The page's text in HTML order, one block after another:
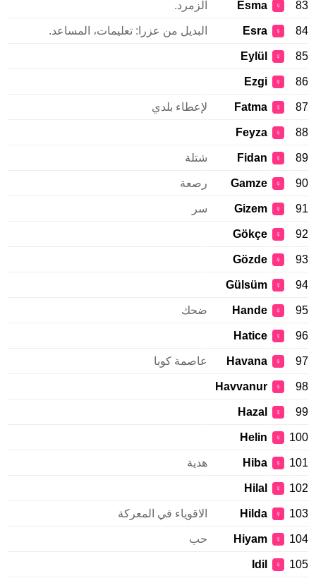
83
♀
Esma الزمرد.
84
♀
Esra البديل من عزرا: تعليمات، المساعد.
85
♀
Eylül
86
♀
Ezgi
87
♀
Fatma لإعطاء بلدي
88
♀
Feyza
89
♀
Fidan شتلة
90
♀
Gamze رصعة
91
♀
Gizem سر
92
♀
Gökçe
93
♀
Gözde
94
♀
Gülsüm
95
♀
Hande ضحك
96
♀
Hatice
97
♀
Havana عاصمة كوبا
98
♀
Havvanur
99
♀
Hazal
100
♀
Helin
101
♀
Hiba هدية
102
♀
Hilal
103
♀
Hilda الاقوياء في المعركة
104
♀
Hiyam حب
105
♀
Idil